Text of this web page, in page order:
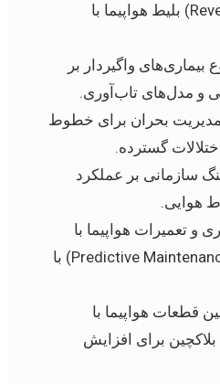
(Revenue Management) بلیط هواپیما با
بیماری‌های واگیردار بر
و مدل‌های تاب‌آوری.
بحران برای خطوط
گسترده.
سازمانی بر عملکرد
هوایی.
و تعمیرات هواپیما با
رویکرد پیش‌بینانه (Predictive Maintenance) با
قطعات هواپیما با
بلاکچین برای افزایش